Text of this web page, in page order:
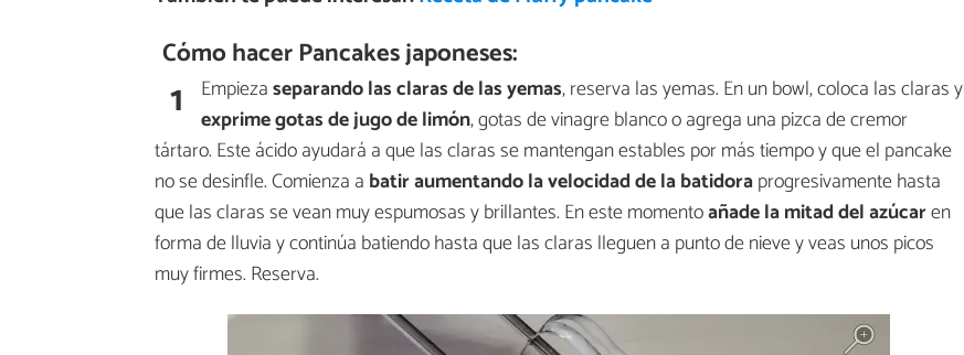
Cómo hacer Pancakes japoneses:
1 Empiezaseparandolasclaras de las yemas, reserva las yemas. En un bowl, coloca las claras y
exprime gotasdejugo de limón, gotas de vinagre blanco o agrega una pizca de cremor
tártaro. Este ácido ayudará a que las claras se mantengan estables por más tiempo y que el pancake
no se desinfle. Comienza a batir aumentando la velocidad de la batidoraprogresivamente hasta
que las claras se vean muy espumosas y brillantes. En este momentoañade la mitad del azúcaren
forma de lluvia y continúa batiendo hasta que las claras lleguen a punto de nieve y veas unos picos
muy firmes. Reserva.